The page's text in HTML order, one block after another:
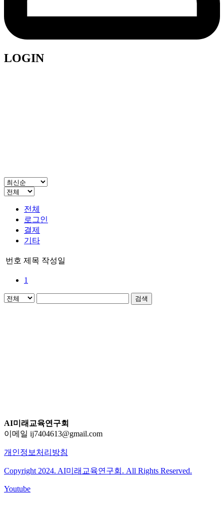
LOGIN
전체
로그인
결제
기타
번호 제목 작성일
1
검색
AI미래교육연구회
이메일 ij7404613@gmail.com
개인정보처리방침
Copyright 2024. AI미래교육연구회. All Rights Reserved.
Youtube